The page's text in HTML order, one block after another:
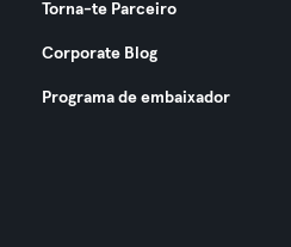
Torna-te Parceiro
Corporate Blog
Programa de embaixador